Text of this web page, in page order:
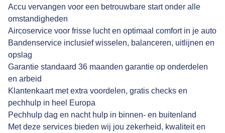
Accu vervangen voor een betrouwbare start onder alle
omstandigheden
Aircoservice voor frisse lucht en optimaal comfort in je auto
Bandenservice inclusief wisselen, balanceren, uitlijnen en
opslag
Garantie standaard 36 maanden garantie op onderdelen
en arbeid
Klantenkaart met extra voordelen, gratis checks en
pechhulp in heel Europa
Pechhulp dag en nacht hulp in binnen- en buitenland
Met deze services bieden wij jou zekerheid, kwaliteit en